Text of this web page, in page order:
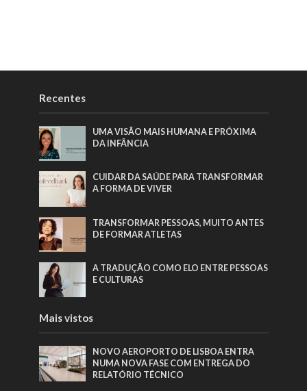
Recentes
UMA VISÃO MAIS HUMANA E PRÓXIMA
DA INFÂNCIA
CUIDAR DA SAÚDE PARA TRANSFORMAR
A FORMA DE VIVER
TRANSFORMAR PESSOAS, MUITO ANTES
DE FORMAR ATLETAS
A TRADUÇÃO COMO ELO ENTRE PESSOAS
E CULTURAS
Mais vistos
NOVO AEROPORTO DE LISBOA ENTRA
NUMA NOVA FASE COM ENTREGA DO
RELATÓRIO TÉCNICO